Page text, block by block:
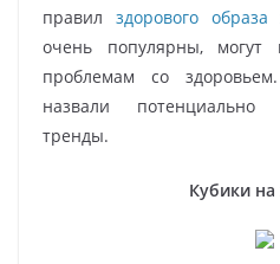
правил здорового
очень популярны, могут
проблемам со
назвали
тренды.
Кубики